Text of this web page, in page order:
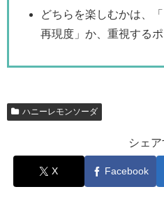
どちらを楽しむかは、
再現度」か、重視する
ハニーレモンソーダ
シェア
X Facebook